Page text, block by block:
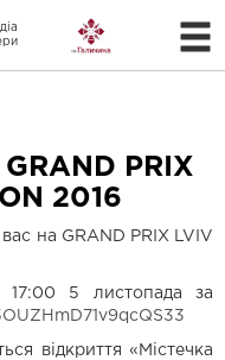
PRIX
2016
на GRAND PRIX LVIV
17:00 5 листопада за
відкриття «Містечка